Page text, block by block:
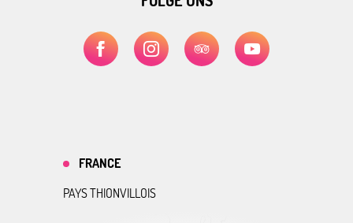
FRANCE
PAYS THIONVILLOIS